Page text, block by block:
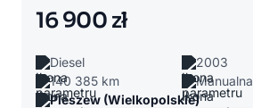
16 900 zł
Diesel
2003
140 385 km
Manualna
Pleszew (Wielkopolskie)